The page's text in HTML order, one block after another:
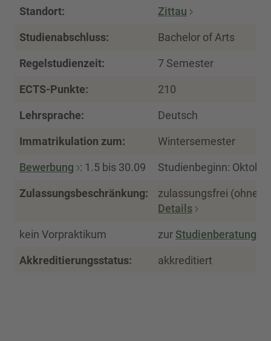
Standort: Zittau
Studienabschluss: Bachelor of Arts
Regelstudienzeit: 7 Semester
ECTS-Punkte: 210
Lehrsprache: Deutsch
Immatrikulation zum: Wintersemester
Bewerbung : 1.5 bis 30.09 Studienbeginn: Oktober
Zulassungsbeschränkung:
zulassungsfrei (ohne
Details
kein Vorpraktikum zur Studienberatung
Akkreditierungsstatus: akkreditiert